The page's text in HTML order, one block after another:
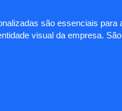
são essenciais
visual da empresa.